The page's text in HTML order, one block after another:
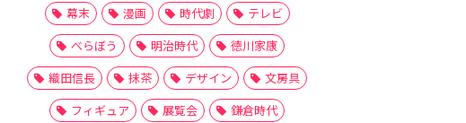
幕末
漫画 時代劇
テレビ
べらぼう
明治時代
徳川家康
織田信長
抹茶 デザイン
文房具
フィギュア
展覧会
鎌倉時代